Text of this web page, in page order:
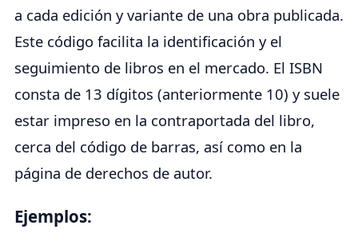
a cada edición y variante de una obra publicada.
Este código facilita la identificación y el
seguimiento de libros en el mercado. El ISBN
consta de 13 dígitos (anteriormente 10) y suele
estar impreso en la contraportada del libro,
cerca del código de barras, así como en la
página de derechos de autor.
Ejemplos: